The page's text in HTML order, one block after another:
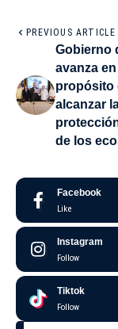
PREVIOUS ARTICLE
Gobierno
avanza en
propósito
alcanzar
de los
Facebook
Like
Instagram
Follow
Tiktok
Follow